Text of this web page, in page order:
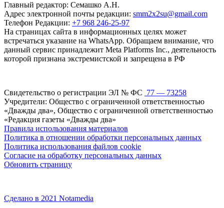
Главный редактор: Семашко А.Н.
Адрес электронной почты редакции: smm2x2su@gmail.com
Телефон Редакции: +7 968 246-25-97
На страницах сайта в информационных целях может
встречаться указание на WhatsApp. Обращаем внимание, что
данный сервис принадлежит Meta Platforms Inc., деятельность
которой признана экстремистской и запрещена в РФ
Свидетельство о регистрации ЭЛ № ФС 77 — 73258
Учредители: Общество с ограниченной ответственностью
«Дважды два», Общество с ограниченной ответственностью
«Редакция газеты «Дважды два»
Правила использования материалов
Политика в отношении обработки персональных данных
Политика использования файлов cookie
Согласие на обработку персональных данных
Обновить страницу
Сделано в 2021 Notamedia